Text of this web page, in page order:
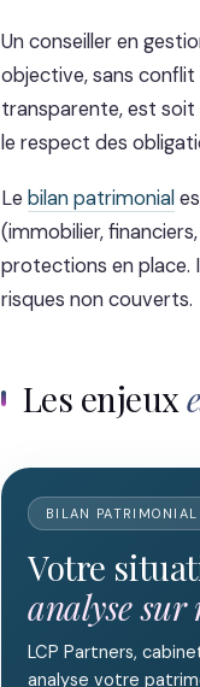
Un conseiller en
objective, sans
transparente, est soit
le respect des
Le bilan patrimonial
(immobilier,
protections en place.
risques non couverts.
Les enjeux
BILAN PATRIMONIAL
Votre
analyse sur
LCP Partners,
analyse votre